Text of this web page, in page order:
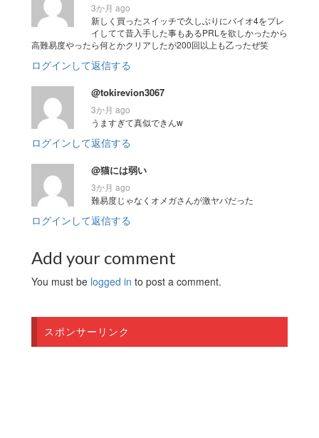
3か月 ago
新しく買ったスイッチで久しぶりにバイオ4をプレ
イしてて昔入手した事もあるPRLを欲しかったから
高難易度やったら何とかクリアしたが200回以上も乙ったぜ笑
ログインして返信する
@tokirevion3067
3か月 ago
うますぎて真似できんw
ログインして返信する
@猫には弱い
3か月 ago
難易度じゃなくオメガさんが激ヤバだった
ログインして返信する
Add your comment
You must be logged in to post a comment.
スポンサーリンク